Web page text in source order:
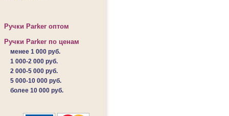
Ручки Parker оптом
Ручки Parker по ценам
менее 1 000 руб.
1 000-2 000 руб.
2 000-5 000 руб.
5 000-10 000 руб.
более 10 000 руб.